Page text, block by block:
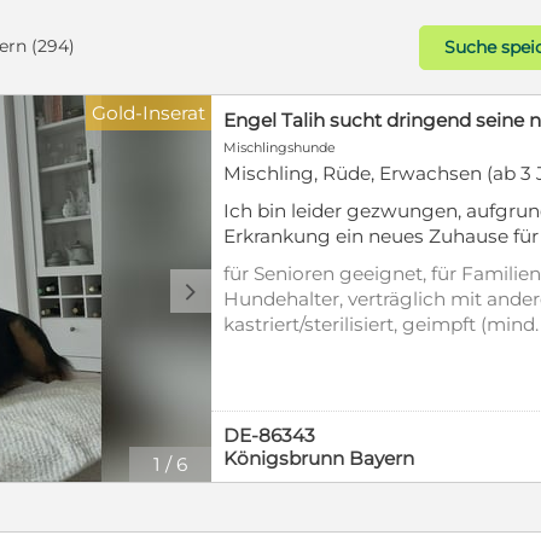
(294) Suche
1 / 6
d
Gold-Inserat Engel Talih sucht dringend seine
Mischlingshunde
Mischling, Rüde, Erwachsen (ab 3
Ich bin leider gezwungen,
Erkrankung ein neues Zuhause
suchen. Talih lebt erst seit 9
alt, knapp 50 cm groß und zu
Hündinnen verträglich. Er kommt
aus einer Tötungsstation. Trotz
sehr offen und freundlich. Talih
intelligent, er möchte seinem
viele gemeinsame Abenteuer
sollte weiter gearbeitet werden,
für Senioren geeignet, für
Hundehalter, verträglich mit
kastriert/sterilisiert, geimpft
DE-86343
Königsbrunn Bayern